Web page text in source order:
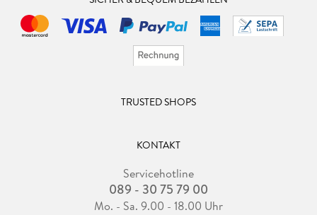
TRUSTED SHOPS
KONTAKT
Servicehotline
089 - 30 75 79 00
Mo. - Sa. 9.00 - 18.00 Uhr